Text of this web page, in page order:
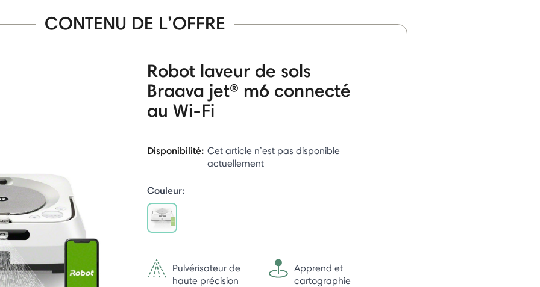
CONTENU DE L’OFFRE
Robot laveur de sols
Braava jet® m6 connecté
au Wi-Fi
Disponibilité: Cet article n’est pas disponible
actuellement
Couleur:
Pulvérisateur de
haute précision
Apprend et
cartographie